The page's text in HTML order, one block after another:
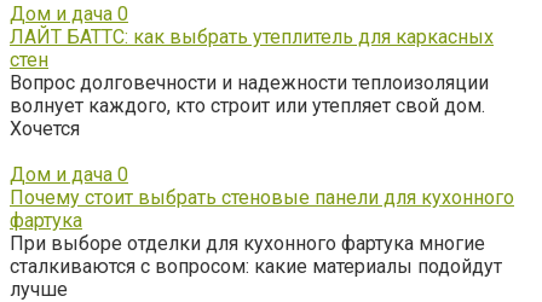
Дом и дача 0
ЛАЙТ БАТТС: как выбрать утеплитель для каркасных
стен
Вопрос долговечности и надежности теплоизоляции
волнует каждого, кто строит или утепляет свой дом.
Хочется
Дом и дача 0
Почему стоит выбрать стеновые панели для кухонного
фартука
При выборе отделки для кухонного фартука многие
сталкиваются с вопросом: какие материалы подойдут
лучше